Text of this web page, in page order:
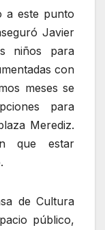
a este punto
Javier
niños para
con
meses se
para
Merediz.
que estar
de Cultura
público,